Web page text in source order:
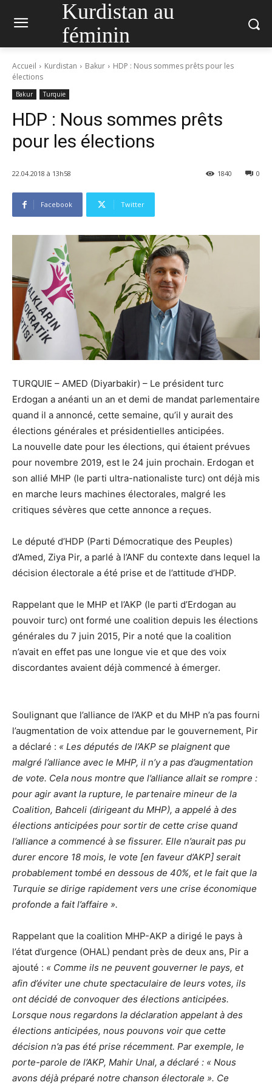
Kurdistan au
féminin
Accueil Kurdistan Bakur
HDP : Nous sommes prêts pour les
élections
Bakur Turquie
HDP : Nous sommes prêts
pour les élections
22.04.2018 à 13h58 0
1840
Facebook Twitter
TURQUIE – AMED (Diyarbakir) – Le président turc
Erdogan a anéanti un an et demi de mandat parlementaire
quand il a annoncé, cette semaine, qu’il y aurait des
élections générales et présidentielles anticipées.
La nouvelle date pour les élections, qui étaient prévues
pour novembre 2019, est le 24 juin prochain. Erdogan et
son allié MHP (le parti ultra-nationaliste turc) ont déjà mis
en marche leurs machines électorales, malgré les
critiques sévères que cette annonce a reçues.
Le député d’HDP (Parti Démocratique des Peuples)
d’Amed, Ziya Pir, a parlé à l’ANF du contexte dans lequel la
décision électorale a été prise et de l’attitude d’HDP.
Rappelant que le MHP et l’AKP (le parti d’Erdogan au
pouvoir turc) ont formé une coalition depuis les élections
générales du 7 juin 2015, Pir a noté que la coalition
n’avait en effet pas une longue vie et que des voix
discordantes avaient déjà commencé à émerger.
Soulignant que l’alliance de l’AKP et du MHP n’a pas fourni
l’augmentation de voix attendue par le gouvernement, Pir
a déclaré : « Les députés de l’AKP se plaignent que
malgré l’alliance avec le MHP, il n’y a pas d’augmentation
de vote. Cela nous montre que l’alliance allait se rompre :
pour agir avant la rupture, le partenaire mineur de la
Coalition, Bahceli (dirigeant du MHP), a appelé à des
élections anticipées pour sortir de cette crise quand
l’alliance a commencé à se fissurer. Elle n’aurait pas pu
durer encore 18 mois, le vote [en faveur d’AKP] serait
probablement tombé en dessous de 40%, et le fait que la
Turquie se dirige rapidement vers une crise économique
profonde a fait l’affaire ».
Rappelant que la coalition MHP-AKP a dirigé le pays à
l’état d’urgence (OHAL) pendant près de deux ans, Pir a
ajouté : « Comme ils ne peuvent gouverner le pays, et
afin d’éviter une chute spectaculaire de leurs votes, ils
ont décidé de convoquer des élections anticipées.
Lorsque nous regardons la déclaration appelant à des
élections anticipées, nous pouvons voir que cette
décision n’a pas été prise récemment. Par exemple, le
porte-parole de l’AKP, Mahir Unal, a déclaré : « Nous
avons déjà préparé notre chanson électorale ». Ce